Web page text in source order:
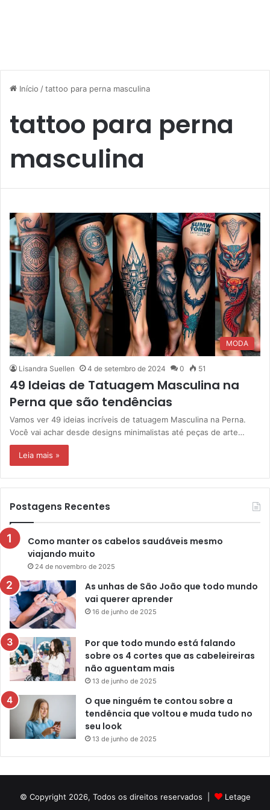
Início /tattoo para perna masculina
tattoo para perna
masculina
MODA
Lisandra Suellen 4 de setembro de 2024 0 51
49 Ideias de Tatuagem Masculina na
Perna que são tendências
Vamos ver 49 ideias incríveis de tatuagem Masculina na Perna.
Você vai achar desde designs minimalistas até peças de arte…
Leia mais »
Postagens Recentes
Como manter os cabelos saudáveis mesmo
viajando muito
24 de novembro de 2025
As unhas de São João que todo mundo
vai querer aprender
16 de junho de 2025
Por que todo mundo está falando
sobre os 4 cortes que as cabeleireiras
não aguentam mais
13 de junho de 2025
O que ninguém te contou sobre a
tendência que voltou e muda tudo no
seu look
13 de junho de 2025
© Copyright 2026, Todos os direitos reservados | Letage